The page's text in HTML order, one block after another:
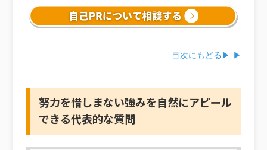
目次にもどる▶ ▶
努力を惜しまない強みを自然にアピール
できる代表的な質問